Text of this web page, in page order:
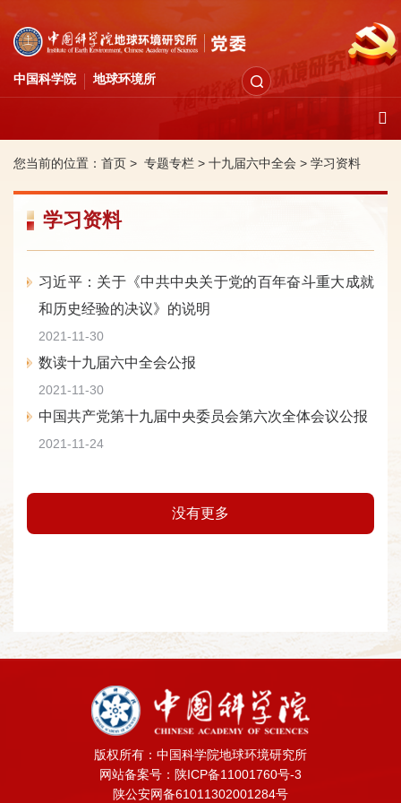
中国科学院 地球环境所
您当前的位置： 首页 > 专题专栏 > 十九届六中全会 > 学习资料
学习资料
习近平：关于《中共中央关于党的百年奋斗重大成就
和历史经验的决议》的说明
2021-11-30
数读十九届六中全会公报
2021-11-30
中国共产党第十九届中央委员会第六次全体会议公报
2021-11-24
没有更多
版权所有：中国科学院地球环境研究所
网站备案号：陕ICP备11001760号-3
陕公安网备61011302001284号